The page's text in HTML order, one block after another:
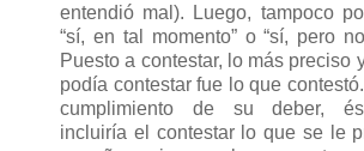
entendió mal). Luego, tampoco
“sí, en tal momento” o “sí, pero
Puesto a contestar, lo más preciso
podía contestar fue lo que
cumplimiento de su deber,
incluiría el contestar lo que se le